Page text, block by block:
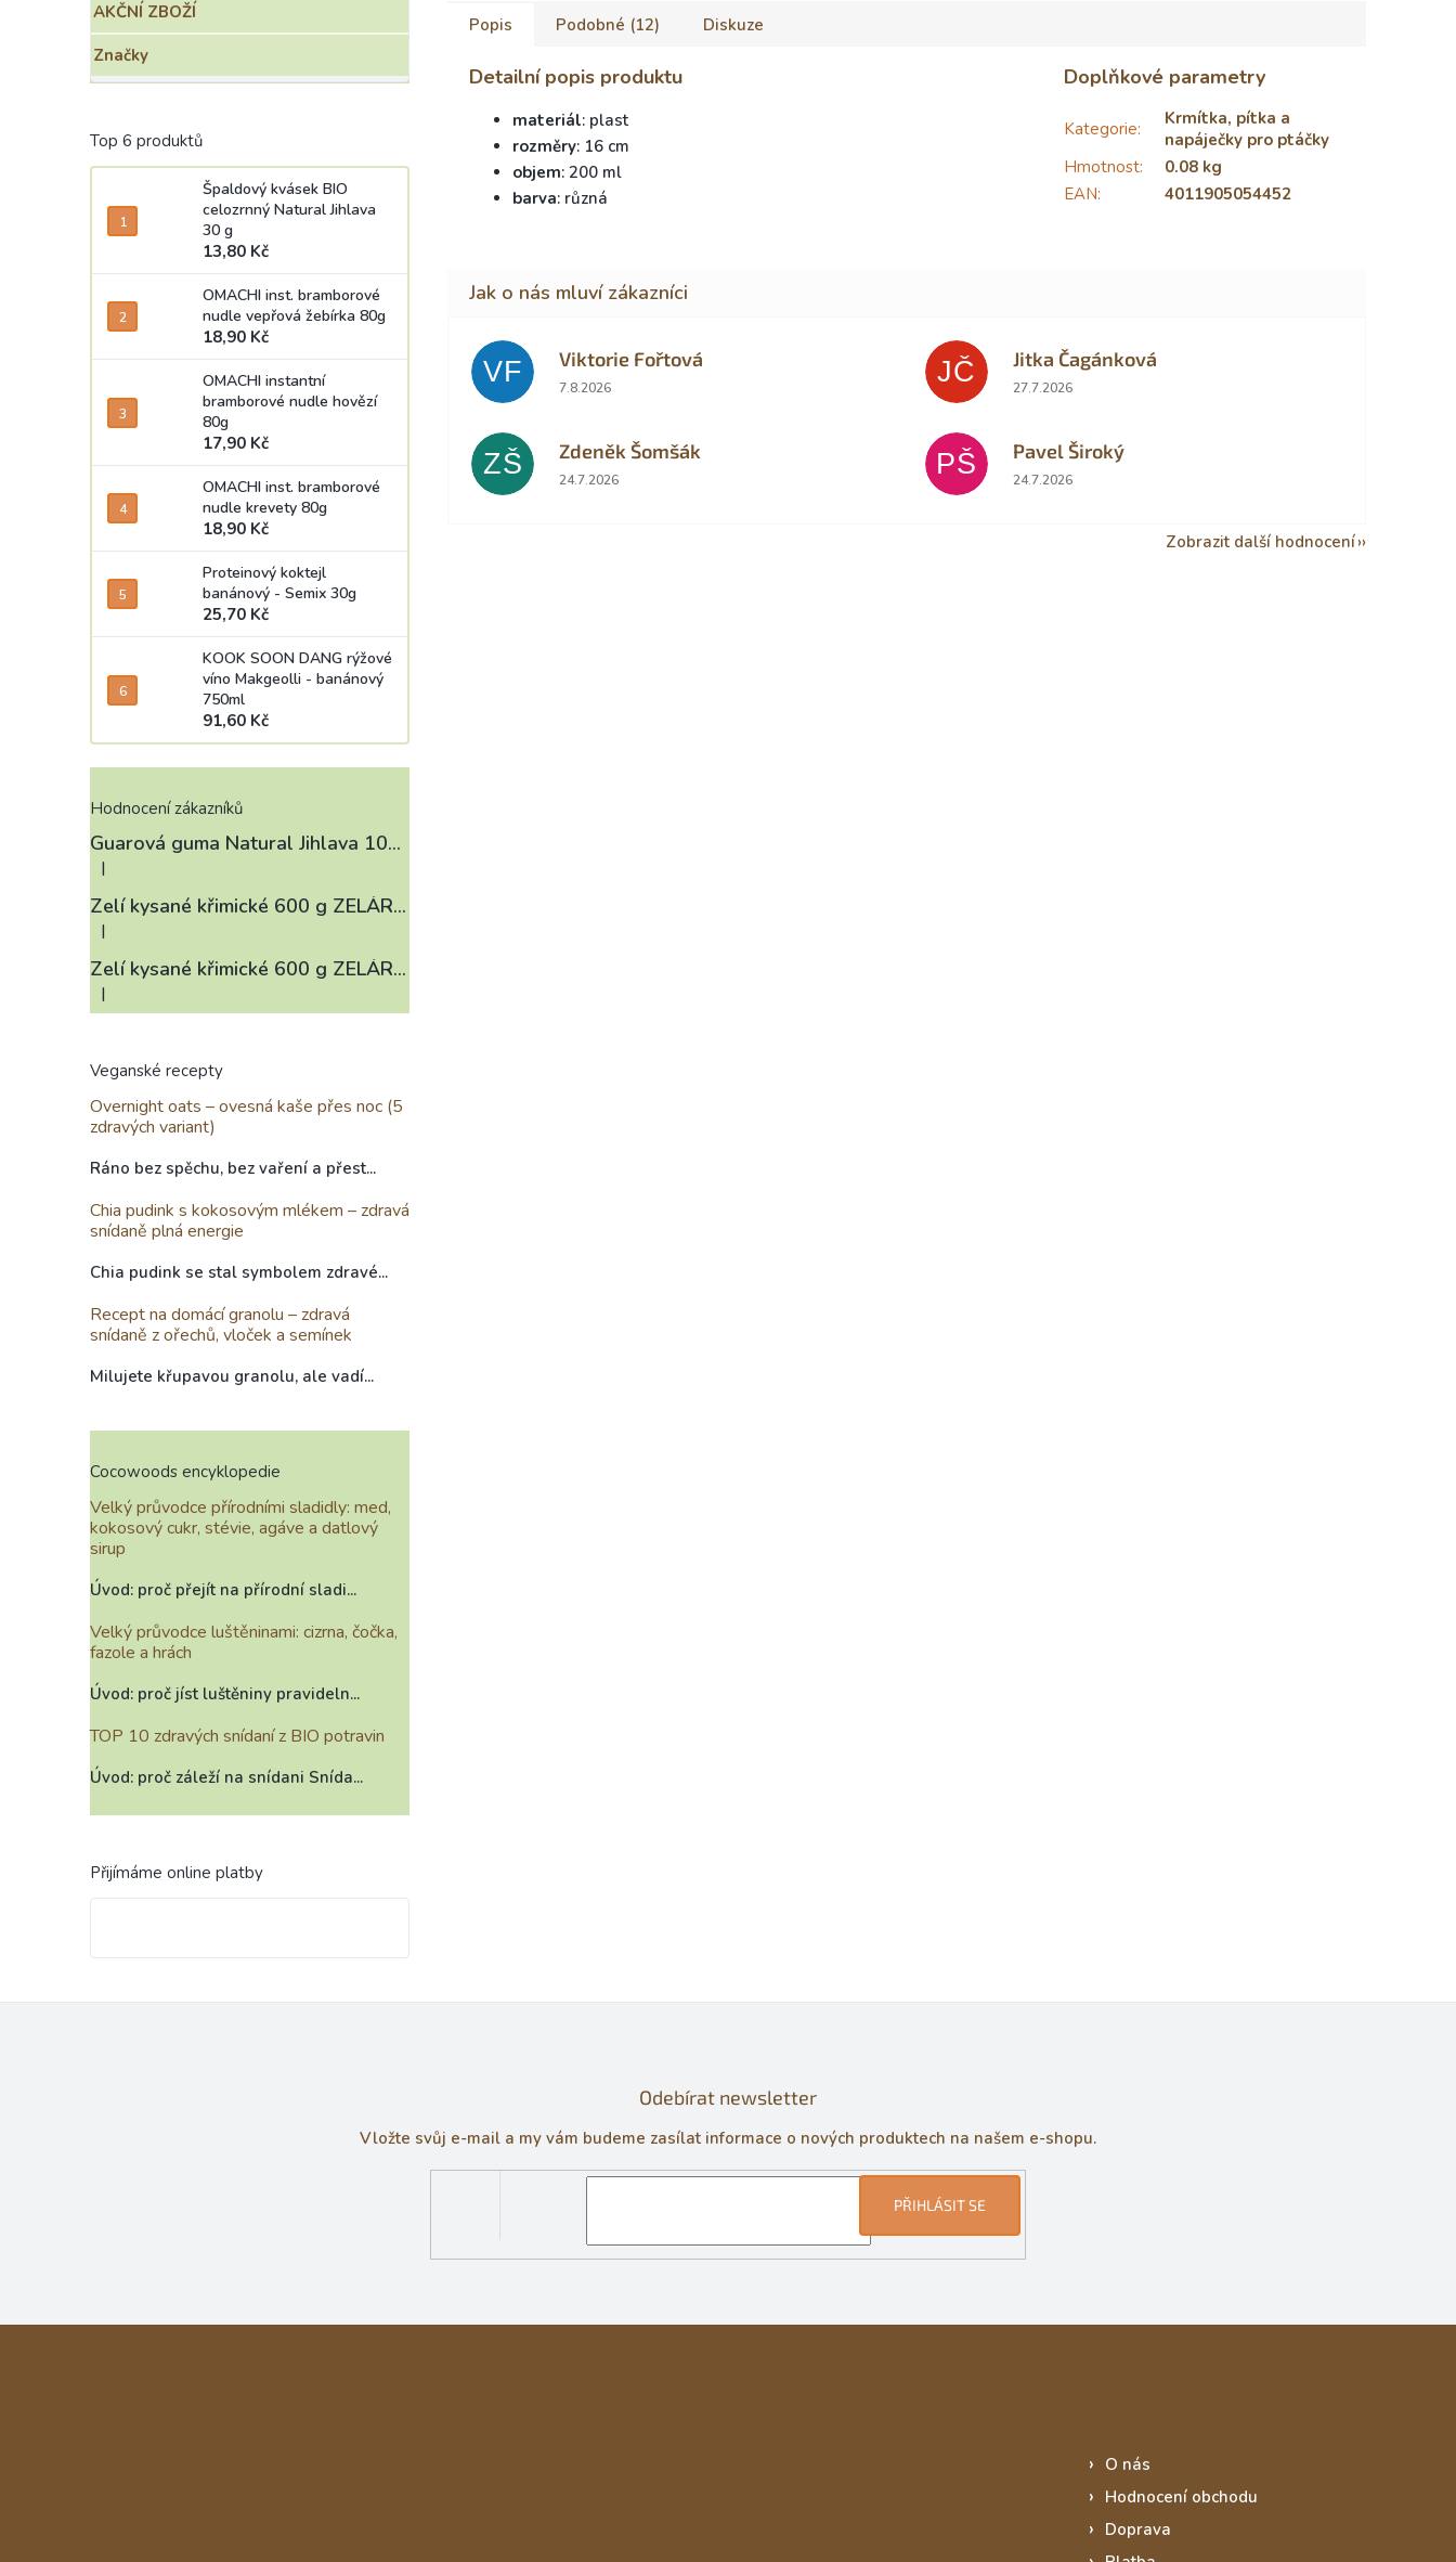
AKČNÍ ZBOŽÍ
Značky
Top 6 produktů
Špaldový kvásek BIO
celozrnný Natural Jihlava
30 g
13,80 Kč
OMACHI inst. bramborové
nudle vepřová žebírka 80g
18,90 Kč
OMACHI instantní
bramborové nudle hovězí
80g
17,90 Kč
OMACHI inst. bramborové
nudle krevety 80g
18,90 Kč
Proteinový koktejl
banánový - Semix 30g
25,70 Kč
KOOK SOON DANG rýžové
víno Makgeolli - banánový
750ml
91,60 Kč
Hodnocení zákazníků
Guarová guma Natural Jihlava 100 g
Hodnocení produktu je 4 z 5 hvězdiček.
|
Zelí kysané křimické 600 g ZELÁRNA LOBKOWICZ
Hodnocení produktu je 3 z 5 hvězdiček.
|
Zelí kysané křimické 600 g ZELÁRNA LOBKOWICZ
Hodnocení produktu je 4 z 5 hvězdiček.
|
Veganské recepty
Overnight oats – ovesná kaše přes noc (5
zdravých variant)
Ráno bez spěchu, bez vaření a přest...
Chia pudink s kokosovým mlékem – zdravá
snídaně plná energie
Chia pudink se stal symbolem zdravé...
Recept na domácí granolu – zdravá
snídaně z ořechů, vloček a semínek
Milujete křupavou granolu, ale vadí...
Cocowoods encyklopedie
Velký průvodce přírodními sladidly: med,
kokosový cukr, stévie, agáve a datlový
sirup
Úvod: proč přejít na přírodní sladi...
Velký průvodce luštěninami: cizrna, čočka,
fazole a hrách
Úvod: proč jíst luštěniny pravideln...
TOP 10 zdravých snídaní z BIO potravin
Úvod: proč záleží na snídani Snída...
Přijímáme online platby
Popis Podobné (12) Diskuze
Detailní popis produktu
materiál: plast
rozměry: 16 cm
objem: 200 ml
barva: různá
Doplňkové parametry
Kategorie:
Krmítka, pítka a
napáječky pro ptáčky
Hmotnost:
0.08 kg
EAN: 4011905054452
VF Viktorie Fořtová
Hodnocení obchodu je 2 z 5 hvězdiček.
7.8.2026 JČ Jitka Čagánková
Hodnocení obchodu je 5 z 5 hvězdiček.
27.7.2026
ZŠ Zdeněk Šomšák
Hodnocení obchodu je 5 z 5 hvězdiček.
24.7.2026 PŠ Pavel Široký
Hodnocení obchodu je 5 z 5 hvězdiček.
24.7.2026
Zobrazit další hodnocení
Odebírat newsletter
Vložte svůj e-mail a my vám budeme zasílat informace o nových produktech na našem e-shopu.
PŘIHLÁSIT SE
O nás
Hodnocení obchodu
Doprava